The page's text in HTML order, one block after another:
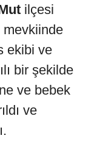
ilçesi
mevkiinde
ekibi ve
bir şekilde
ve bebek
ve